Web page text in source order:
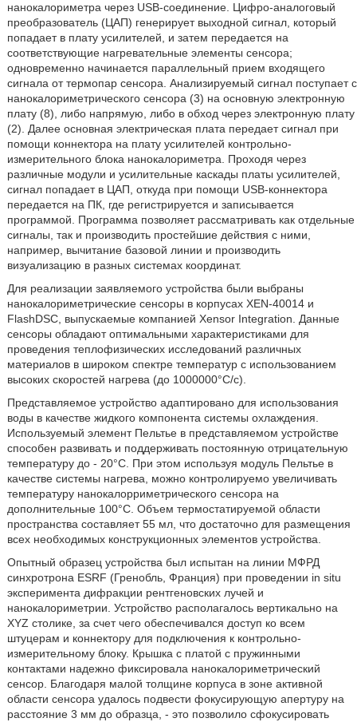
нанокалориметра через USB-соединение. Цифро-аналоговый
преобразователь (ЦАП) генерирует выходной сигнал, который
попадает в плату усилителей, и затем передается на
соответствующие нагревательные элементы сенсора;
одновременно начинается параллельный прием входящего
сигнала от термопар сенсора. Анализируемый сигнал поступает с
нанокалориметрического сенсора (3) на основную электронную
плату (8), либо напрямую, либо в обход через электронную плату
(2). Далее основная электрическая плата передает сигнал при
помощи коннектора на плату усилителей контрольно-
измерительного блока нанокалориметра. Проходя через
различные модули и усилительные каскады платы усилителей,
сигнал попадает в ЦАП, откуда при помощи USB-коннектора
передается на ПК, где регистрируется и записывается
программой. Программа позволяет рассматривать как отдельные
сигналы, так и производить простейшие действия с ними,
например, вычитание базовой линии и производить
визуализацию в разных системах координат.
Для реализации заявляемого устройства были выбраны
нанокалориметрические сенсоры в корпусах XEN-40014 и
FlashDSC, выпускаемые компанией Xensor Integration. Данные
сенсоры обладают оптимальными характеристиками для
проведения теплофизических исследований различных
материалов в широком спектре температур с использованием
высоких скоростей нагрева (до 1000000°С/с).
Представляемое устройство адаптировано для использования
воды в качестве жидкого компонента системы охлаждения.
Используемый элемент Пельтье в представляемом устройстве
способен развивать и поддерживать постоянную отрицательную
температуру до - 20°С. При этом используя модуль Пельтье в
качестве системы нагрева, можно контролируемо увеличивать
температуру нанокалорриметрического сенсора на
дополнительные 100°С. Объем термостатируемой области
пространства составляет 55 мл, что достаточно для размещения
всех необходимых конструкционных элементов устройства.
Опытный образец устройства был испытан на линии МФРД
синхротрона ESRF (Гренобль, Франция) при проведении in situ
эксперимента дифракции рентгеновских лучей и
нанокалориметрии. Устройство располагалось вертикально на
XYZ столике, за счет чего обеспечивался доступ ко всем
штуцерам и коннектору для подключения к контрольно-
измерительному блоку. Крышка с платой с пружинными
контактами надежно фиксировала нанокалориметрический
сенсор. Благодаря малой толщине корпуса в зоне активной
области сенсора удалось подвести фокусирующую апертуру на
расстояние 3 мм до образца, - это позволило сфокусировать